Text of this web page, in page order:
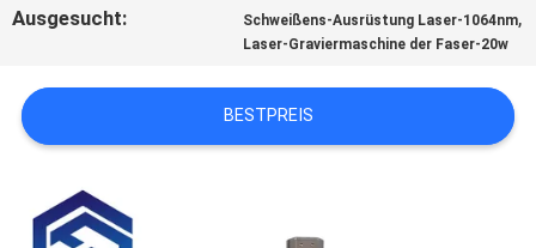
FORDERN
EIN
ANGEBOT
Ausgesucht: Schweißens-Ausrüstung Laser-1064nm,
Laser-Graviermaschine der Faser-20w
BESTPREIS